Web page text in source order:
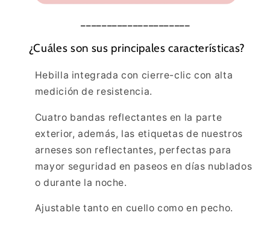
¿Cuáles son sus principales características?
Hebilla integrada con cierre-clic con alta
medición de resistencia.
Cuatro bandas reflectantes en la parte
exterior, además, las etiquetas de nuestros
arneses son reflectantes, perfectas para
mayor seguridad en paseos en días nublados
o durante la noche.
Ajustable tanto en cuello como en pecho.